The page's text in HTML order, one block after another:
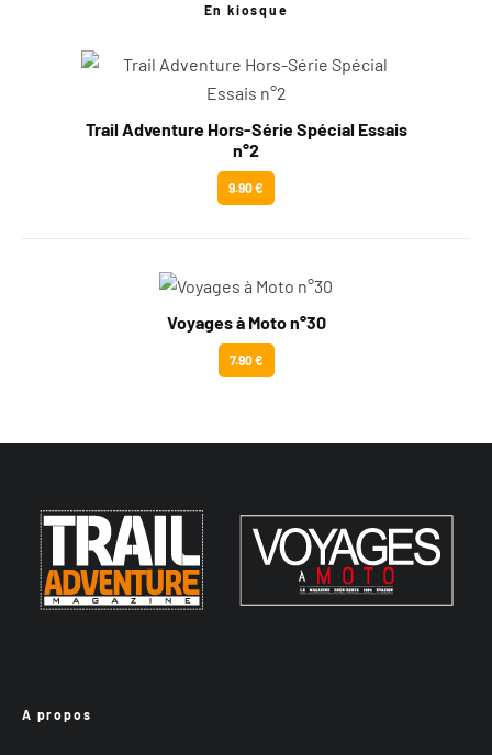
En kiosque
Trail Adventure Hors-Série Spécial Essais
n°2
9.90 €
Voyages à Moto n°30
7.90 €
A propos